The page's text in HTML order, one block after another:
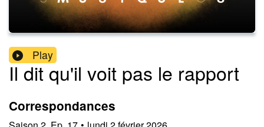
Play
Il dit qu'il voit pas le rapport
Correspondances